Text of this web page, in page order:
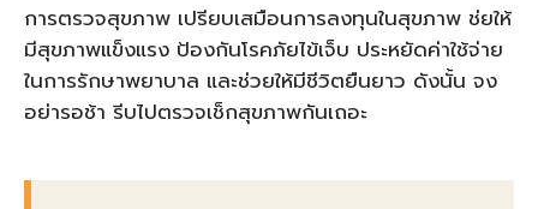
การตรวจสุขภาพ เปรียบเสมือนการลงทุนในสุขภาพ ช่ยให้
มีสุขภาพแข็งแรง ป้องกันโรคภัยไข้เจ็บ ประหยัดค่าใช้จ่าย
ในการรักษาพยาบาล และช่วยให้มีชีวิตยืนยาว ดังนั้น จง
อย่ารอช้า รีบไปตรวจเช็กสุขภาพกันเถอะ